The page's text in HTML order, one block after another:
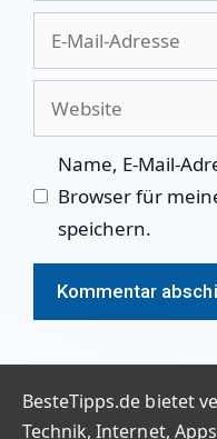
Name, E-Mail-
Browser für
speichern.
BesteTipps.de bietet
Technik, Internet,